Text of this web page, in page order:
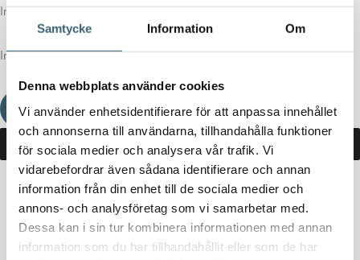
Samtycke Information Om
Denna webbplats använder cookies
Vi använder enhetsidentifierare för att anpassa innehållet
och annonserna till användarna, tillhandahålla funktioner
för sociala medier och analysera vår trafik. Vi
vidarebefordrar även sådana identifierare och annan
information från din enhet till de sociala medier och
annons- och analysföretag som vi samarbetar med.
Dessa kan i sin tur kombinera informationen med annan
information som du har tillhandahållit eller som de har
Inga produkter i varukorgen.
Inga produkter i varukorgen.
Fortsätt handla
Hem/Butik/ Produkter märkta ”dieselvagn”
dieselvagn